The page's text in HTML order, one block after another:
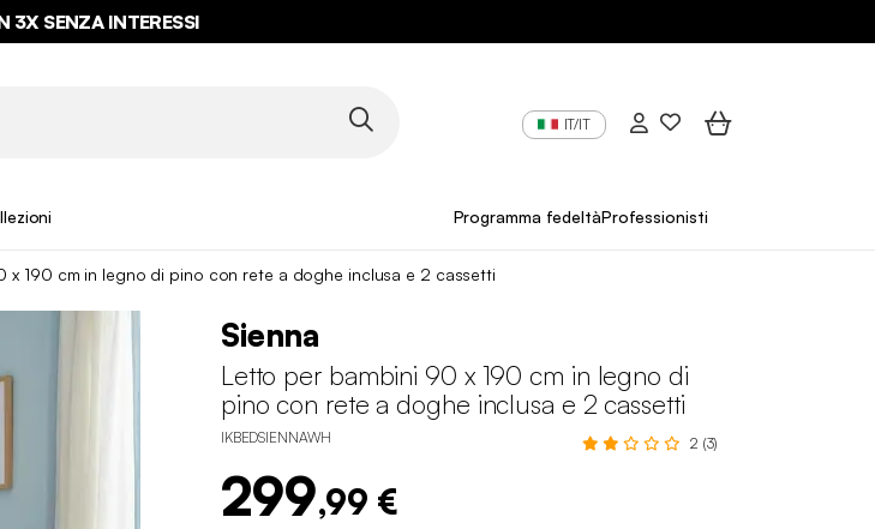
3X SENZA INTERESSI
IT/IT
Programma fedeltàProfessionisti
x 190 cm in legno di pino con rete a doghe inclusa e 2 cassetti
Sienna
Letto per bambini 90 x 190 cm in legno di
pino con rete a doghe inclusa e 2 cassetti
IKBEDSIENNAWH 2 (3)
299,99 €